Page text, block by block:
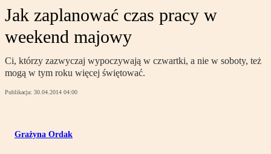
Jak zaplanować czas pracy w
weekend majowy
Ci, którzy zazwyczaj wypoczywają w czwartki, a nie w soboty, też
mogą w tym roku więcej świętować.
Publikacja: 30.04.2014 04:00
Grażyna Ordak